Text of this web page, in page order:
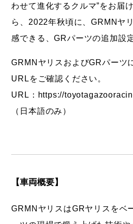
わせて進化するクルマ”をお届
ら、2022年秋頃に、GRMNヤ
感できる、GRパーツの追加設
GRMNヤリスおよびGRパーツ
URLをご確認ください。
URL： https://
（日本語のみ）
【車両概要】
GRMNヤリスはGRヤリスをベ